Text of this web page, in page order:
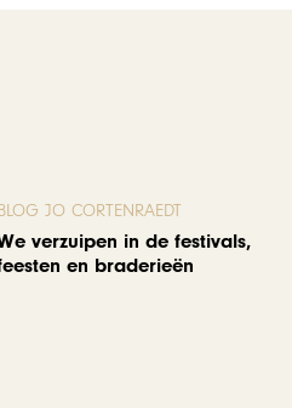
JO CORTENRAEDT
verzuipen in de festivals,
en braderieën